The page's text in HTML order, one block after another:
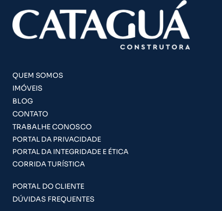
QUEM SOMOS
IMÓVEIS
BLOG
CONTATO
TRABALHE CONOSCO
PORTAL DA PRIVACIDADE
PORTAL DA INTEGRIDADE E ÉTICA
CORRIDA TURÍSTICA
PORTAL DO CLIENTE
DÚVIDAS FREQUENTES